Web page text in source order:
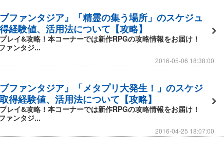
「アクセサリ＆アイテム」など要素は満載だけど「分かり
できる「リーダーチェンジシステム」搭載！シンプルだが
い機能を追加しました。
ブファンタジア』「精霊の集う場所」のスケジュ
経験値、活用法について【攻略】
レイ&攻略！本コーナーでは新作RPGの攻略情報をお届け！
ァンタジ...
2016-05-06 18:38:00
ブファンタジア』「メタプリ大発生！」のスケジ
得経験値、活用法について【攻略】
レイ&攻略！本コーナーでは新作RPGの攻略情報をお届け！
ァンタジ...
2016-04-25 18:07:00